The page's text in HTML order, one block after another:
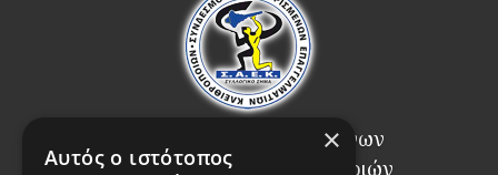
Σύνδεσμος Αναγνωρισμένων
Επαγγελματιών Κλειθροποιών
×
Αυτός ο ιστότοπος